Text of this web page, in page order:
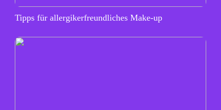
Tipps für allergikerfreundliches Make-up